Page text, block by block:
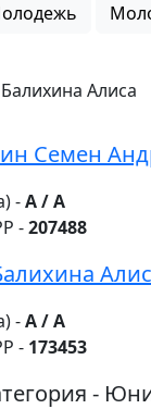
Семен
-A / A
-207488
-A / A
- 173453
-